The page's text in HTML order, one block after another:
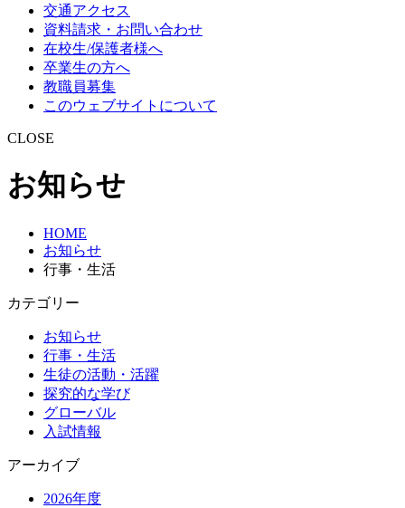
交通アクセス
資料請求・お問い合わせ
在校生/保護者様へ
卒業生の方へ
教職員募集
このウェブサイトについて
CLOSE
お知らせ
HOME
お知らせ
行事・生活
カテゴリー
お知らせ
行事・生活
生徒の活動・活躍
探究的な学び
グローバル
入試情報
アーカイブ
2026年度